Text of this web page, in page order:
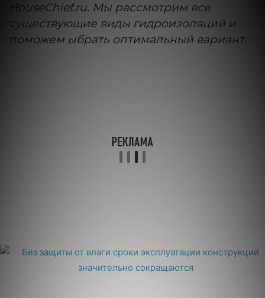
HouseChief.ru. Мы рассмотрим все
существующие виды гидроизоляций и
поможем ыбрать оптимальный вариант.